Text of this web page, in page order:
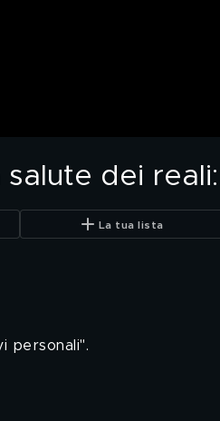
dei
La tua lista
personali".